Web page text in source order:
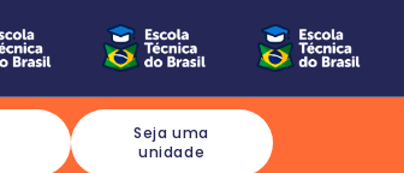
Seja uma
unidade